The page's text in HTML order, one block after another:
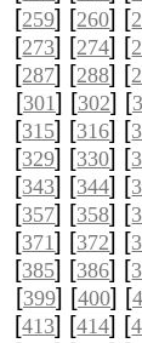
[259] [260] [
[273] [274] [
[287] [288] [
[301] [302] [
[315] [316] [
[329] [330] [
[343] [344] [
[357] [358] [
[371] [372] [
[385] [386] [
[399] [400] [
[413] [414] [